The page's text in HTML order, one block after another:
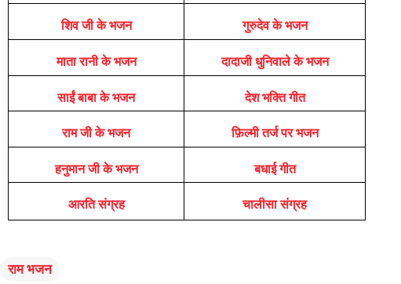
शिव जी के भजन गुरुदेव के भजन
माता रानी के भजन दादाजी धुनिवाले के भजन
साईं बाबा के भजन देश भक्ति गीत
राम जी के भजन फ़िल्मी तर्ज पर भजन
हनुमान जी के भजन बधाई गीत
आरति संग्रह चालीसा संग्रह
राम भजन